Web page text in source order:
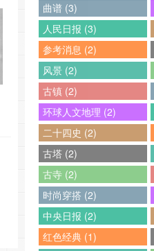
曲谱 (3)
人民日报 (3)
参考消息 (2)
风景 (2)
古镇 (2)
环球人文地理 (2)
二十四史 (2)
古塔 (2)
古寺 (2)
时尚穿搭 (2)
中央日报 (2)
红色经典 (1)